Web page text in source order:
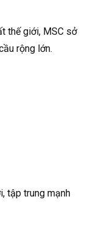
thế giới, MSC sở
rộng lớn.
tập trung mạnh